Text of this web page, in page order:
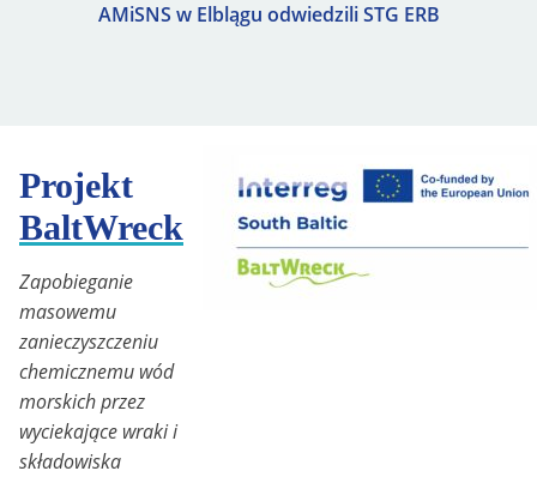
AMiSNS w Elblągu odwiedzili STG ERB
Projekt
BaltWreck
Zapobieganie
masowemu
zanieczyszczeniu
chemicznemu wód
morskich przez
wyciekające wraki i
składowiska